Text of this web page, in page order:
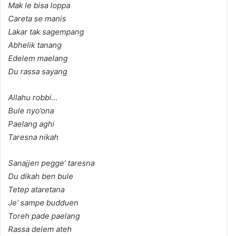
Mak le bisa loppa
Careta se manis
Lakar tak sagempang
Abhelik tanang
Edelem maelang
Du rassa sayang
Allahu robbi…
Bule nyo’ona
Paelang aghi
Taresna nikah
Sanajjen pegge’ taresna
Du dikah ben bule
Tetep ataretana
Je’ sampe budduen
Toreh pade paelang
Rassa delem ateh